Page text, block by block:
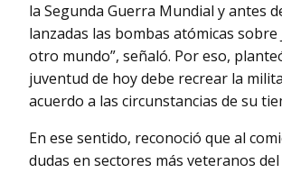
la Segunda Guerra Mundial y antes
lanzadas las bombas atómicas sobre
otro mundo”, señaló. Por eso,
juventud de hoy debe recrear la
acuerdo a las circunstancias de su
En ese sentido, reconoció que al
dudas en sectores más veteranos